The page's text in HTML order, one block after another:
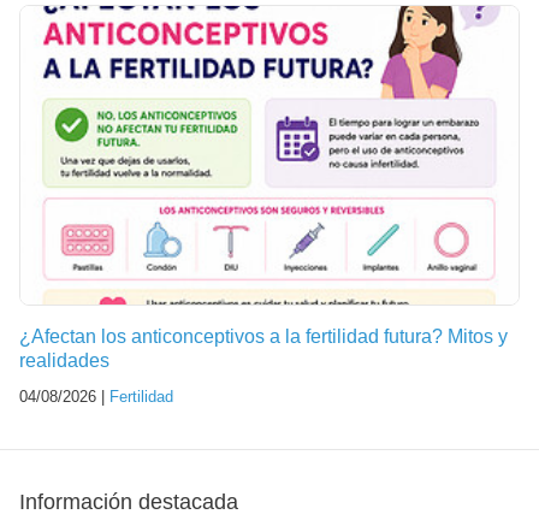
¿Afectan los anticonceptivos a la fertilidad futura? Mitos y
realidades
04/08/2026 | Fertilidad
Información destacada